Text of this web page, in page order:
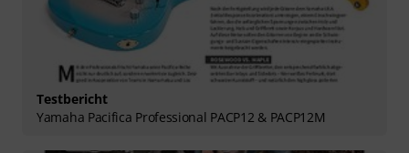
Testbericht
Yamaha Pacifica Professional PACP12 & PACP12M